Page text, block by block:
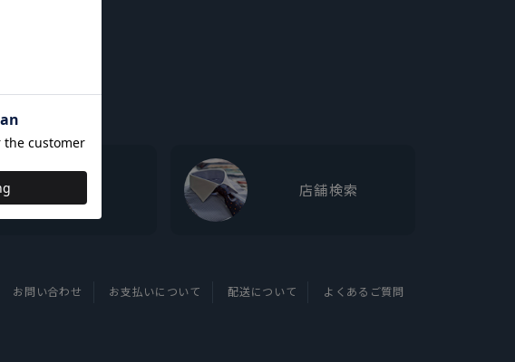
店舗検索
お問い合わせ お支払いについて 配送について よくあるご質問